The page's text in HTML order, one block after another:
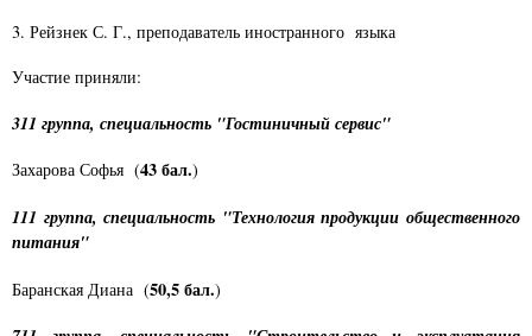
3. Рейзнек С. Г., преподаватель иностранного языка
Участие приняли:
311 группа, специальность "Гостиничный сервис"
Захарова Софья (43 бал.)
111 группа, специальность "Технология продукции общественного
питания"
Баранская Диана (50,5 бал.)